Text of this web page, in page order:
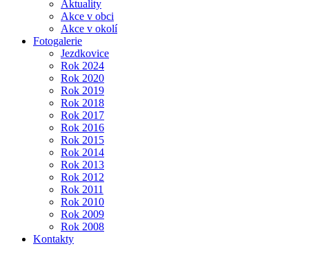
Aktuality
Akce v obci
Akce v okolí
Fotogalerie
Jezdkovice
Rok 2024
Rok 2020
Rok 2019
Rok 2018
Rok 2017
Rok 2016
Rok 2015
Rok 2014
Rok 2013
Rok 2012
Rok 2011
Rok 2010
Rok 2009
Rok 2008
Kontakty